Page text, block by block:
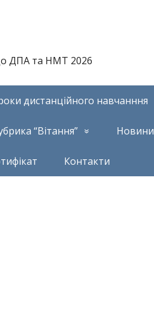
до ДПА та НМТ 2026
дистанційного навчанння
“Вітання” Новини
Контакти